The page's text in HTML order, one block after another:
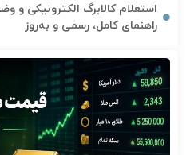
راهنمای کامل، رسمی و به‌روز